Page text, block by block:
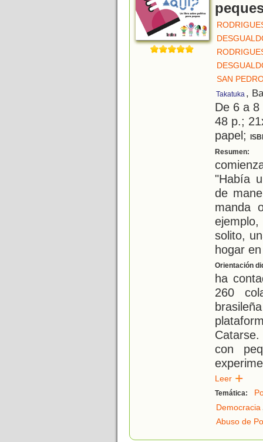
SAN
Takatuka ,
De 6 a
48 p.;
papel;
Resumen:
"Había
de
manda
solito,
hogar
Orientación
ha
260
con
Leer
Temática:
Democracia
Abuso de